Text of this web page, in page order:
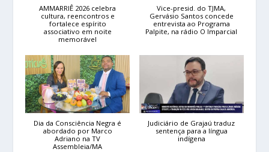
AMMARRIÊ 2026 celebra
cultura, reencontros e
fortalece espírito
associativo em noite
memorável
Vice-presid. do TJMA,
Gervásio Santos concede
entrevista ao Programa
Palpite, na rádio O Imparcial
Dia da Consciência Negra é
abordado por Marco
Adriano na TV
Assembleia/MA
Judiciário de Grajaú traduz
sentença para a língua
indígena